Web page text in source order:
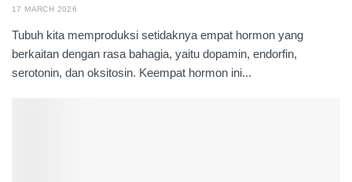
17 MARCH 2026
Tubuh kita memproduksi setidaknya empat hormon yang
berkaitan dengan rasa bahagia, yaitu dopamin, endorfin,
serotonin, dan oksitosin. Keempat hormon ini...